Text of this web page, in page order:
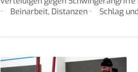
· Beinarbeit, Distanzen · Schlag